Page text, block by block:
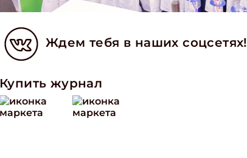
Ждем тебя в наших соцсетях!
Купить журнал